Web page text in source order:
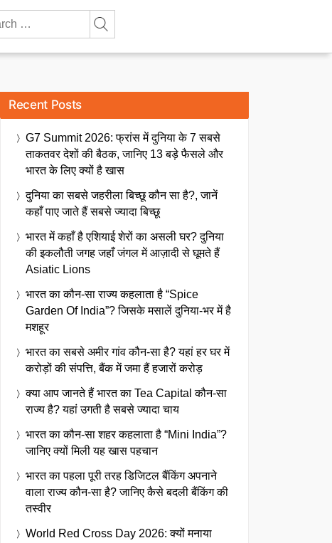
Recent Posts
G7 Summit 2026: फ्रांस में दुनिया के 7 सबसे
ताकतवर देशों की बैठक, जानिए 13 बड़े फैसले और
भारत के लिए क्यों है खास
दुनिया का सबसे जहरीला बिच्छू कौन सा है?, जानें
कहाँ पाए जाते हैं सबसे ज्यादा बिच्छू
भारत में कहाँ है एशियाई शेरों का असली घर? दुनिया
की इकलौती जगह जहाँ जंगल में आज़ादी से घूमते हैं
Asiatic Lions
भारत का कौन-सा राज्य कहलाता है “Spice
Garden Of India”? जिसके मसालें दुनिया-भर में है
मशहूर
भारत का सबसे अमीर गांव कौन-सा है? यहां हर घर में
करोड़ों की संपत्ति, बैंक में जमा हैं हजारों करोड़
क्या आप जानते हैं भारत का Tea Capital कौन-सा
राज्य है? यहां उगती है सबसे ज्यादा चाय
भारत का कौन-सा शहर कहलाता है “Mini India”?
जानिए क्यों मिली यह खास पहचान
भारत का पहला पूरी तरह डिजिटल बैंकिंग अपनाने
वाला राज्य कौन-सा है? जानिए कैसे बदली बैंकिंग की
तस्वीर
World Red Cross Day 2026: क्यों मनाया